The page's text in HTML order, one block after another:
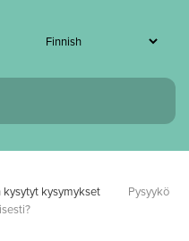
kysymykset
Pysyykö